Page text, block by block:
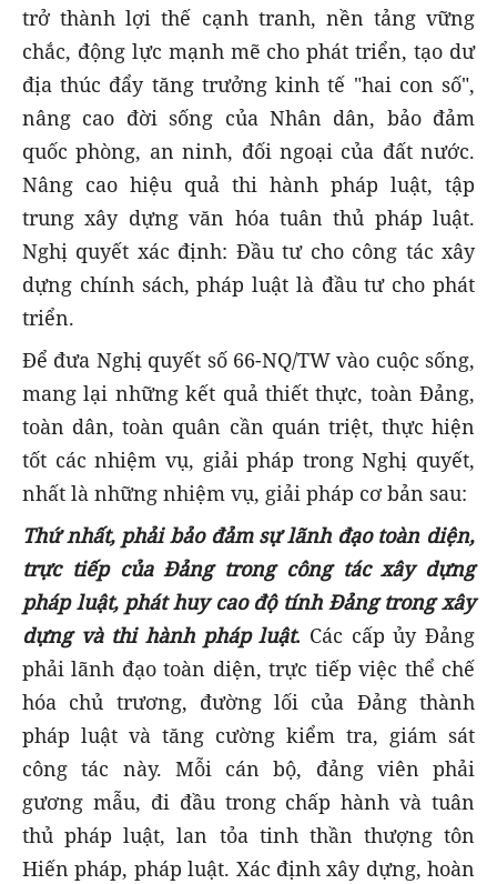
trở thành lợi thế cạnh tranh, nền tảng vững
chắc, động lực mạnh mẽ cho phát triển, tạo dư
địa thúc đẩy tăng trưởng kinh tế "hai con số",
nâng cao đời sống của Nhân dân, bảo đảm
quốc phòng, an ninh, đối ngoại của đất nước.
Nâng cao hiệu quả thi hành pháp luật, tập
trung xây dựng văn hóa tuân thủ pháp luật.
Nghị quyết xác định: Đầu tư cho công tác xây
dựng chính sách, pháp luật là đầu tư cho phát
triển.
Để đưa Nghị quyết số 66-NQ/TW vào cuộc sống,
mang lại những kết quả thiết thực, toàn Đảng,
toàn dân, toàn quân cần quán triệt, thực hiện
tốt các nhiệm vụ, giải pháp trong Nghị quyết,
nhất là những nhiệm vụ, giải pháp cơ bản sau:
Thứ nhất, phải bảo đảm sự lãnh đạo toàn diện,
trực tiếp của Đảng trong công tác xây dựng
pháp luật, phát huy cao độ tính Đảng trong xây
dựng và thi hành pháp luật. Các cấp ủy Đảng
phải lãnh đạo toàn diện, trực tiếp việc thể chế
hóa chủ trương, đường lối của Đảng thành
pháp luật và tăng cường kiểm tra, giám sát
công tác này. Mỗi cán bộ, đảng viên phải
gương mẫu, đi đầu trong chấp hành và tuân
thủ pháp luật, lan tỏa tinh thần thượng tôn
Hiến pháp, pháp luật. Xác định xây dựng, hoàn